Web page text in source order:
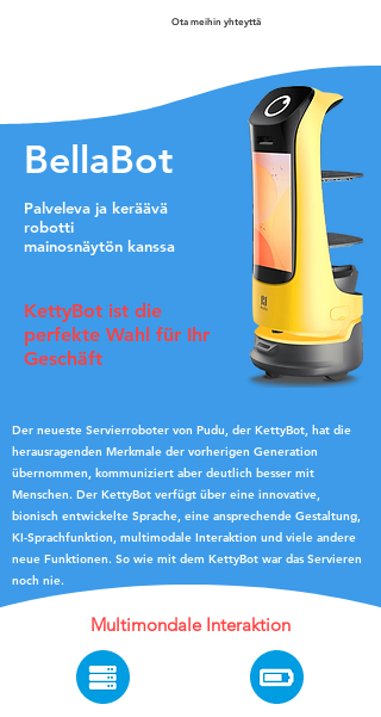
Ota meihin yhteyttä
BellaBot
Palveleva ja keräävä
robotti
mainosnäytön kanssa
KettyBot ist die
perfekte Wahl für Ihr
Geschäft
Der neueste Servierroboter von Pudu, der KettyBot, hat die
herausragenden Merkmale der vorherigen Generation
übernommen, kommuniziert aber deutlich besser mit
Menschen. Der KettyBot verfügt über eine innovative,
bionisch entwickelte Sprache, eine ansprechende Gestaltung,
KI-Sprachfunktion, multimodale Interaktion und viele andere
neue Funktionen. So wie mit dem KettyBot war das Servieren
noch nie.
Multimondale Interaktion